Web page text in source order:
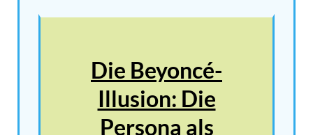
Die Beyoncé-
Illusion: Die
Persona als